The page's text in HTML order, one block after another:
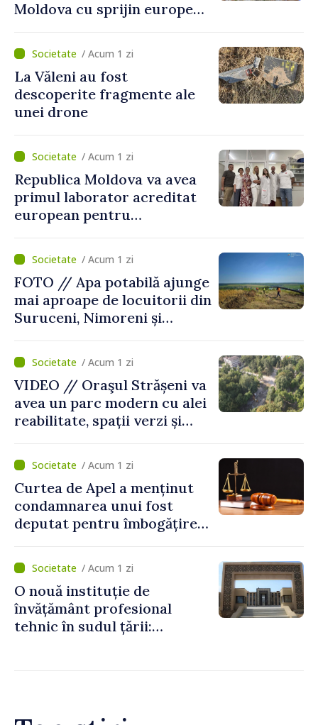
Moldova cu sprijin european
agriculturii durabile
/ Acum 1 zi
La Văleni au fost
descoperite fragmente ale
unei drone
/ Acum 1 zi
Republica Moldova va avea
primul laborator acreditat
european pentru
viței-de-vie
/ Acum 1 zi
FOTO // Apa potabilă ajunge
mai aproape de locuitorii din
Suruceni, Nimoreni și
/ Acum 1 zi
VIDEO // Oraşul Strășeni va
avea un parc modern cu alei
reabilitate, spații verzi și
/ Acum 1 zi
Curtea de Apel a menținut
condamnarea unui fost
deputat pentru îmbogățire
statului peste 2,4 milioane
de lei
/ Acum 1 zi
O nouă instituție de
învățământ profesional
tehnic în sudul țării: